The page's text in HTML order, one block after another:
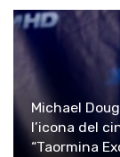
Michael
l’icona del
“Taormina